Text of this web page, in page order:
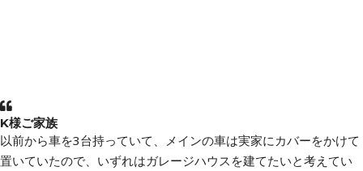
K様ご家族
以前から車を3台持っていて、メインの車は実家にカバーをかけて
置いていたので、いずれはガレージハウスを建てたいと考えてい